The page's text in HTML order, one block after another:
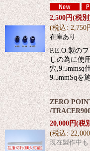
2,500円(税
(税込: 2,750
在庫あり
P.E.O.製の
しの為に使
穴,9.5mmsq
9.5mmSqを
ZERO
/
20,000円(税
(税込: 22,000
現在製作中